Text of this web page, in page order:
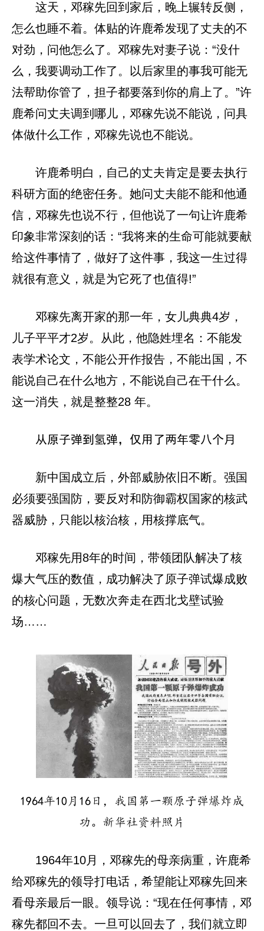
这天，邓稼先回到家后，晚上辗转反侧，
怎么也睡不着。体贴的许鹿希发现了丈夫的不
对劲，问他怎么了。邓稼先对妻子说：“没什
么，我要调动工作了。以后家里的事我可能无
法帮助你管了，担子都要落到你的肩上了。”许
鹿希问丈夫调到哪儿，邓稼先说不能说，问具
体做什么工作，邓稼先说也不能说。
许鹿希明白，自己的丈夫肯定是要去执行
科研方面的绝密任务。她问丈夫能不能和他通
信，邓稼先也说不行，但他说了一句让许鹿希
印象非常深刻的话：“我将来的生命可能就要献
给这件事情了，做好了这件事，我这一生过得
就很有意义，就是为它死了也值得!”
邓稼先离开家的那一年，女儿典典4岁，
儿子平平才2岁。从此，他隐姓埋名：不能发
表学术论文，不能公开作报告，不能出国，不
能说自己在什么地方，不能说自己在干什么。
这一消失，就是整整28 年。
从原子弹到氢弹，仅用了两年零八个月
新中国成立后，外部威胁依旧不断。强国
必须要强国防，要反对和防御霸权国家的核武
器威胁，只能以核治核，用核撑底气。
邓稼先用8年的时间，带领团队解决了核
爆大气压的数值，成功解决了原子弹试爆成败
的核心问题，无数次奔走在西北戈壁试验
场……
1964年10月16日，我国第一颗原子弹爆炸成
功。新华社资料照片
1964年10月，邓稼先的母亲病重，许鹿希
给邓稼先的领导打电话，希望能让邓稼先回来
看母亲最后一眼。领导说：“现在任何事情，邓
稼先都回不去。一旦可以回去了，我们就立即